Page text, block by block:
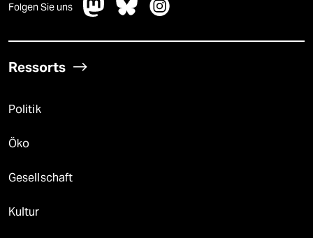
Folgen Sie uns
Ressorts
Politik
Öko
Gesellschaft
Kultur